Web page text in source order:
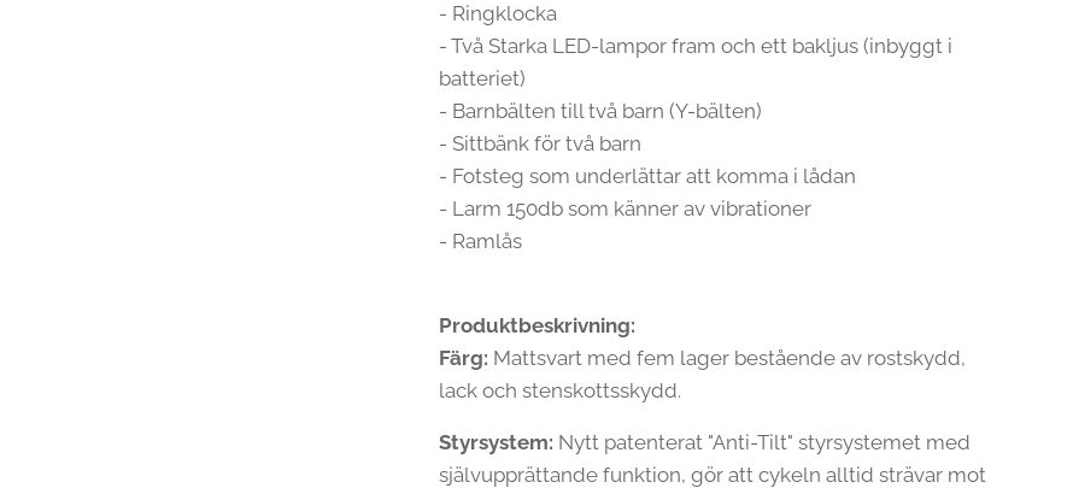
- Ringklocka
- Två Starka LED-lampor fram och ett bakljus (inbyggt i
batteriet)
- Barnbälten till två barn (Y-bälten)
- Sittbänk för två barn
- Fotsteg som underlättar att komma i lådan
- Larm 150db som känner av vibrationer
- Ramlås
Produktbeskrivning:
Färg: Mattsvart med fem lager bestående av rostskydd,
lack och stenskottsskydd.
Styrsystem: Nytt patenterat "Anti-Tilt" styrsystemet med
självupprättande funktion, gör att cykeln alltid strävar mot